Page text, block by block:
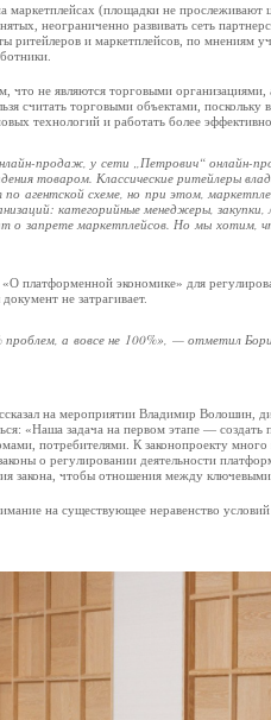
(площадки не прослеживают
неограниченно развивать сеть
ритейлеров и маркетплейсов, по мнениям
что не являются торговыми
считать торговыми объектами,
технологий и работать более эффективно.
продаж, у сети „Петрович“ онлайн-
товаром. Классические ритейлеры
схеме, но при этом,
категорийные менеджеры,
о запрете маркетплейсов. Но мы хотим,
платформенной экономике» для
не затрагивает.
а вовсе не 100%», — отметил
на мероприятии Владимир Волошин,
«Наша задача на первом этапе —
потребителями. К законопроекту
о регулировании деятельности
закона, чтобы отношения между
на существующее неравенство